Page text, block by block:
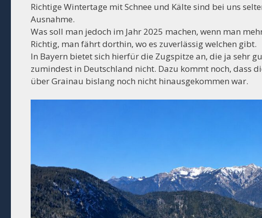
Richtige Wintertage mit Schnee und Kälte sind bei uns
Ausnahme.
Was soll man jedoch im Jahr 2025 machen, wenn man
Richtig, man fährt dorthin, wo es zuverlässig welchen gibt.
In Bayern bietet sich hierfür die Zugspitze an, die ja sehr
zumindest in Deutschland nicht. Dazu kommt noch, dass
über Grainau bislang noch nicht hinausgekommen war.